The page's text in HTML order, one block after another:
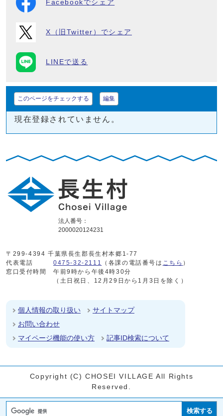
Facebookでシェア
X（旧Twitter）でシェア
LINEで送る
このページをチェックする 編集
現在登録されていません。
法人番号：
2000020124231
〒299-4394 千葉県長生郡長生村本郷1-77
代表電話
0475-32-2111 （各課の電話番号は こちら ）
窓口受付時間
午前9時から午後4時30分
（土日祝日、12月29日から1月3日を除く）
個人情報の取り扱い
サイトマップ
お問い合わせ
マイページ機能の使い方
記事ID検索について
Copyright (C) CHOSEI VILLAGE All Rights
Reserved.
検索する